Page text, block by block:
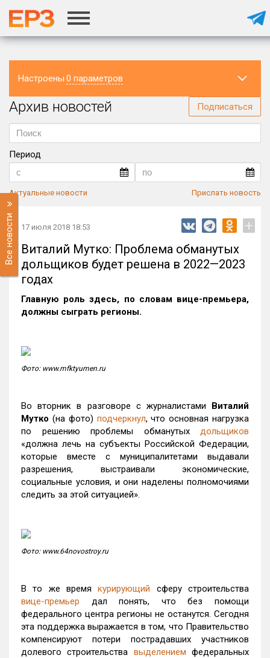
Настроены 0 параметров
Регион
Архив новостей Подписаться
Период
Актуальные новости Прислать новость
Все новости 17 июля 2018 18:53 +
Виталий Мутко: Проблема обманутых
дольщиков будет решена в 2022—2023
годах
Главную роль здесь, по словам вице-премьера,
должны сыграть регионы.
Фото: www.mfktyumen.ru
Во вторник в разговоре с журналистами Виталий
Мутко (на фото) подчеркнул, что основная нагрузка
по решению проблемы обманутых дольщиков
«должна лечь на субъекты Российской Федерации,
которые вместе с муниципалитетами выдавали
разрешения, выстраивали экономические,
социальные условия, и они наделены полномочиями
следить за этой ситуацией».
Фото: www.64novostroy.ru
В то же времякурирующий сферу строительства
вице-премьер дал понять, что без помощи
федерального центра регионы не останутся. Сегодня
эта поддержка выражается в том, что Правительство
компенсируют потери пострадавших участников
долевого строительства выделением федеральных